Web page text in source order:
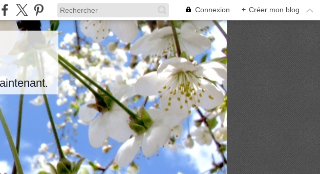
Connexion + Créer mon blog